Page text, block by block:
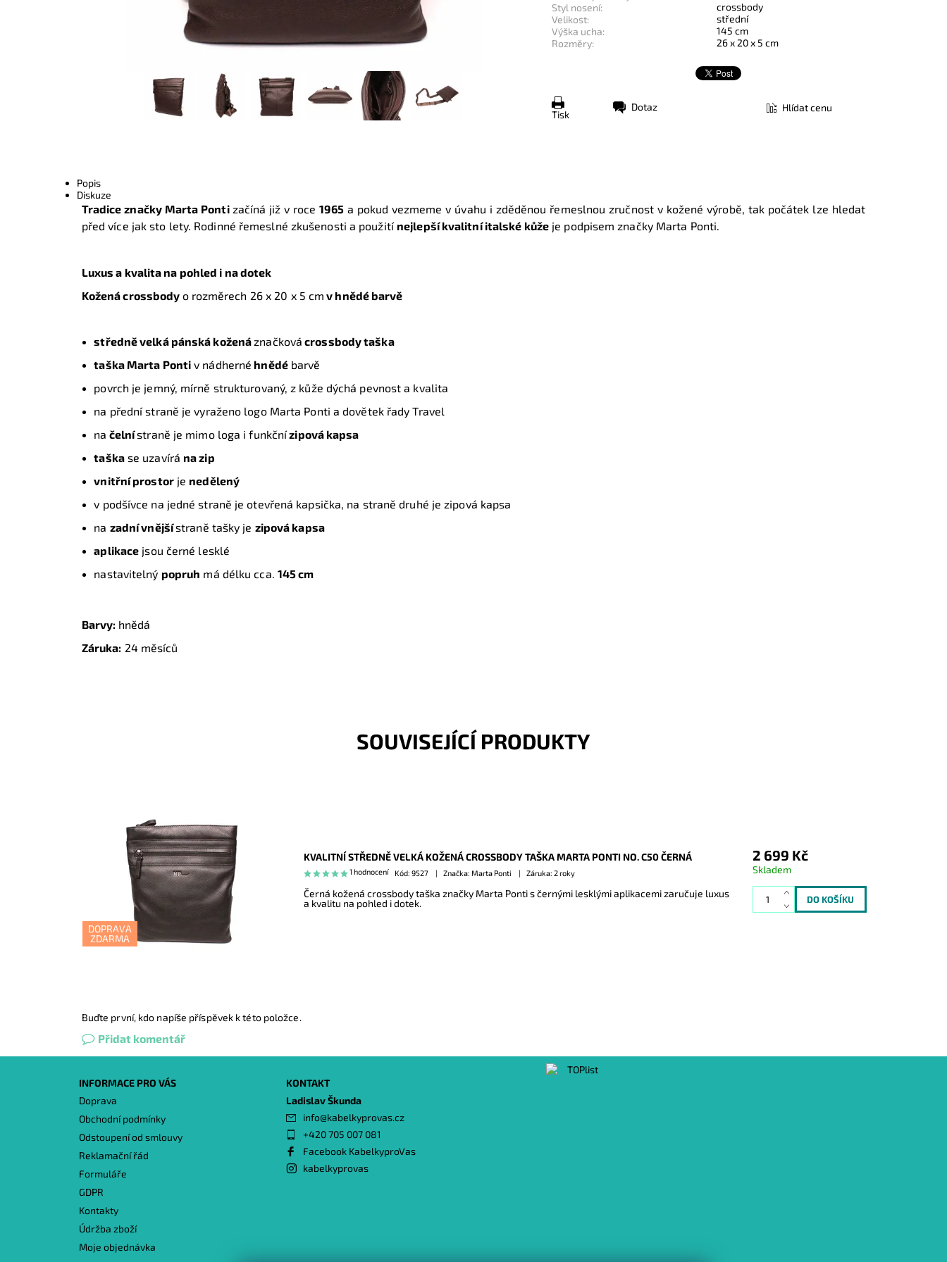
Styl nosení:
crossbody
Velikost:
střední
Výška ucha:
145 cm
Rozměry:
26 x 20 x 5 cm
Tisk
Dotaz Hlídat cenu
Popis
Diskuze
Tradice značky Marta Ponti začíná již v roce1965a pokud vezmeme v úvahu i zděděnou řemeslnou zručnost v kožené výrobě, tak počátek lze hledat
před více jak sto lety. Rodinné řemeslné zkušenosti a použití nejlepší kvalitní italské kůže je podpisem značky Marta Ponti.
Luxus a kvalita na pohled i na dotek
Kožená crossbody o rozměrech 26 x 20 x 5 cm v hnědé barvě
středně velká pánská koženáznačková crossbody taška
taška Marta Ponti v nádherné hnědébarvě
povrch je jemný, mírně strukturovaný, z kůže dýchá pevnost a kvalita
na přední straně je vyraženo logo Marta Ponti a dovětek řady Travel
na čelnístraně je mimo loga i funkčnízipová kapsa
taškase uzavírá na zip
vnitřní prostorje nedělený
v podšívce na jedné straně je otevřená kapsička, na straně druhé je zipová kapsa
na zadní vnějšístraně tašky je zipová kapsa
aplikace jsou černé lesklé
nastavitelný popruh má délku cca. 145 cm
Barvy: hnědá
Záruka: 24 měsíců
SOUVISEJÍCÍ PRODUKTY
DOPRAVA
ZDARMA
KVALITNÍ STŘEDNĚ VELKÁ KOŽENÁ CROSSBODY TAŠKA MARTA PONTI NO. C50 ČERNÁ
1 hodnocení Kód: 9527 Značka: Marta Ponti Záruka: 2 roky
Černá kožená crossbody taška značky Marta Ponti s černými lesklými aplikacemi zaručuje luxus
a kvalitu na pohled i dotek.
2 699 Kč
Skladem
Buďte první, kdo napíše příspěvek k této položce.
Přidat komentář
INFORMACE PRO VÁS
Doprava
Obchodní podmínky
Odstoupení od smlouvy
Reklamační řád
Formuláře
GDPR
Kontakty
Údržba zboží
Moje objednávka
KONTAKT
Ladislav Škunda
info@kabelkyprovas.cz
+420 705 007 081
Facebook KabelkyproVas
kabelkyprovas